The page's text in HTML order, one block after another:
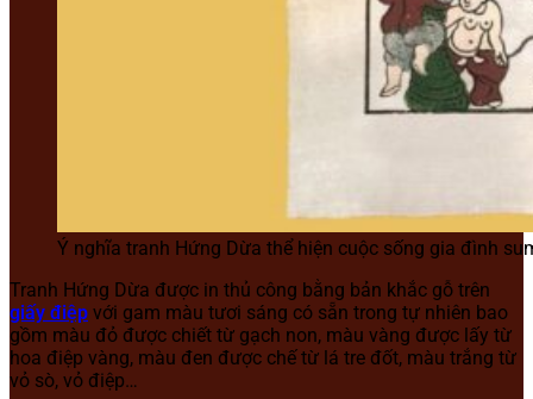
Ý nghĩa tranh Hứng Dừa thể hiện cuộc sống gia đình
Tranh Hứng Dừa được in thủ công bằng bản khắc gỗ trên
giấy điệp với gam màu tươi sáng có sẵn trong tự nhiên bao
gồm màu đỏ được chiết từ gạch non, màu vàng được lấy từ
hoa điệp vàng, màu đen được chế từ lá tre đốt, màu trắng từ
vỏ sò, vỏ điệp…